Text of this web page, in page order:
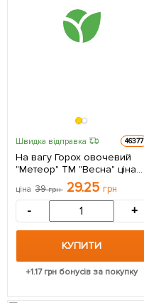
Швидка відправка 46377
На вагу Горох овочевий
"Метеор" ТМ "Весна" ціна
ціна 39грн 29.25 грн
- +
КУПИТИ
+1.17грн бонусів за покупку